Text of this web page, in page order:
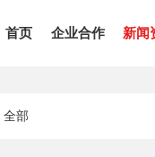
首页 企业合作 新闻
全部